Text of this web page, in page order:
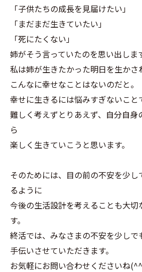
「子供たちの成長を見届けたい」
「まだまだ生きていたい」
「死にたくない」
姉がそう言っていたのを思い出しま
私は姉が生きたかった明日を生かさ
こんなに幸せなことはないのだと。
幸せに生きるには悩みすぎないこと
難しく考えずとりあえず、自分自身
ら
楽しく生きていこうと思います。
そのためには、目の前の不安を少
るように
今後の生活設計を考えることも大切
す。
終活では、みなさまの不安を少し
手伝いさせていただきます。
お気軽にお問い合わせくださいね